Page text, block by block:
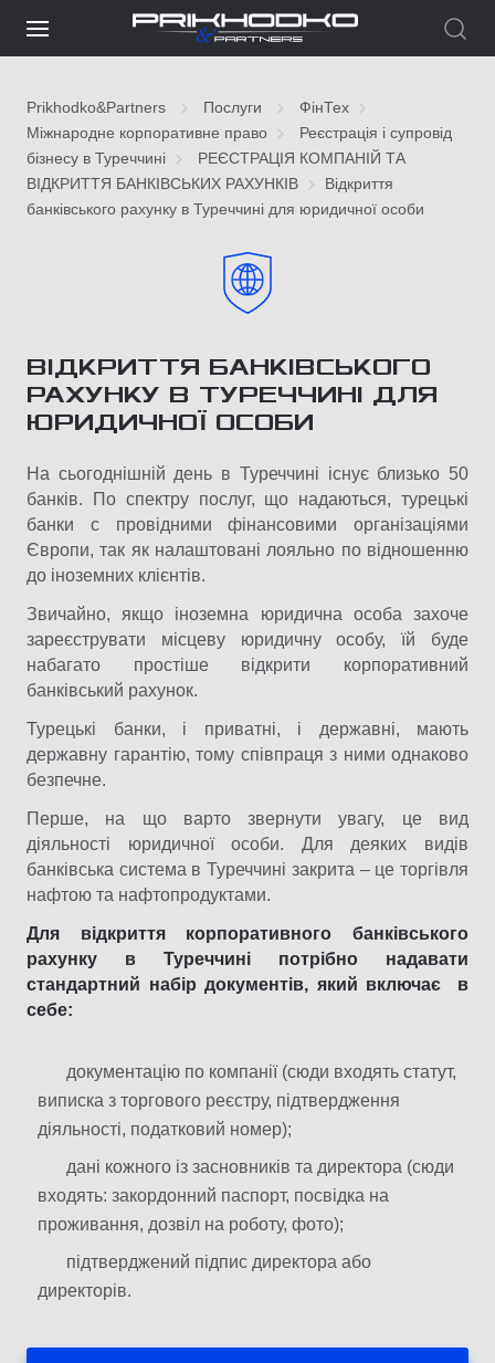
Prikhodko&Partners Послуги
ФінТех
Міжнародне корпоративне право
Реєстрація і супровід
бізнесу в Туреччині
РЕЄСТРАЦІЯ КОМПАНІЙ ТА
ВІДКРИТТЯ БАНКІВСЬКИХ РАХУНКІВ
Відкриття
банківського рахунку в Туреччині для юридичної особи
ВІДКРИТТЯ БАНКІВСЬКОГО
РАХУНКУ В ТУРЕЧЧИНІ ДЛЯ
ЮРИДИЧНОЇ ОСОБИ
На сьогоднішній день в Туреччині існує близько 50
банків. По спектру послуг, що надаються, турецькі
банки с провідними фінансовими організаціями
Європи, так як налаштовані лояльно по відношенню
до іноземних клієнтів.
Звичайно, якщо іноземна юридична особа захоче
зареєструвати місцеву юридичну особу, їй буде
набагато простіше відкрити корпоративний
банківський рахунок.
Турецькі банки, і приватні, і державні, мають
державну гарантію, тому співпраця з ними однаково
безпечне.
Перше, на що варто звернути увагу, це вид
діяльності юридичної особи. Для деяких видів
банківська система в Туреччині закрита – це торгівля
нафтою та нафтопродуктами.
Для відкриття корпоративного банківського
рахунку в Туреччині потрібно надавати
стандартний набір документів, який включає в
себе:
документацію по компанії (сюди входять статут,
виписка з торгового реєстру, підтвердження
діяльності, податковий номер);
дані кожного із засновників та директора (сюди
входять: закордонний паспорт, посвідка на
проживання, дозвіл на роботу, фото);
підтверджений підпис директора або
директорів.